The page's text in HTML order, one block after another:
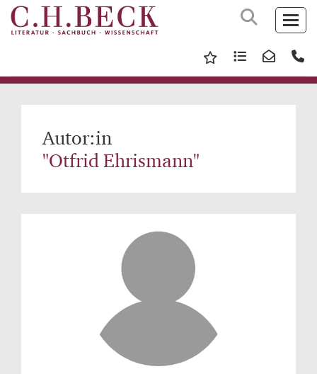
Autor:in
"Otfrid Ehrismann"